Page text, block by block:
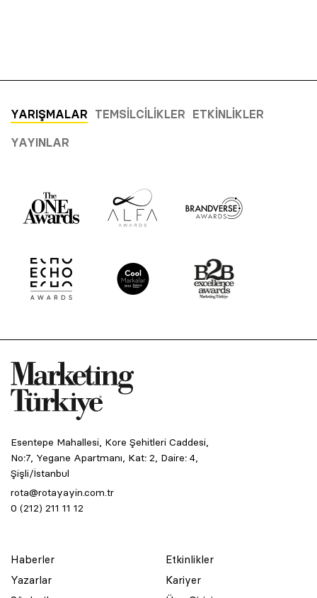
YARIŞMALAR TEMSILCILIKLER ETKINLIKLER
YAYINLAR
Esentepe Mahallesi, Kore Şehitleri Caddesi,
No:7, Yegane Apartmanı, Kat: 2, Daire: 4,
Şişli/İstanbul
rota@rotayayin.com.tr
0 (212) 211 11 12
Haberler
Yazarlar
Etkinlikler
Kariyer